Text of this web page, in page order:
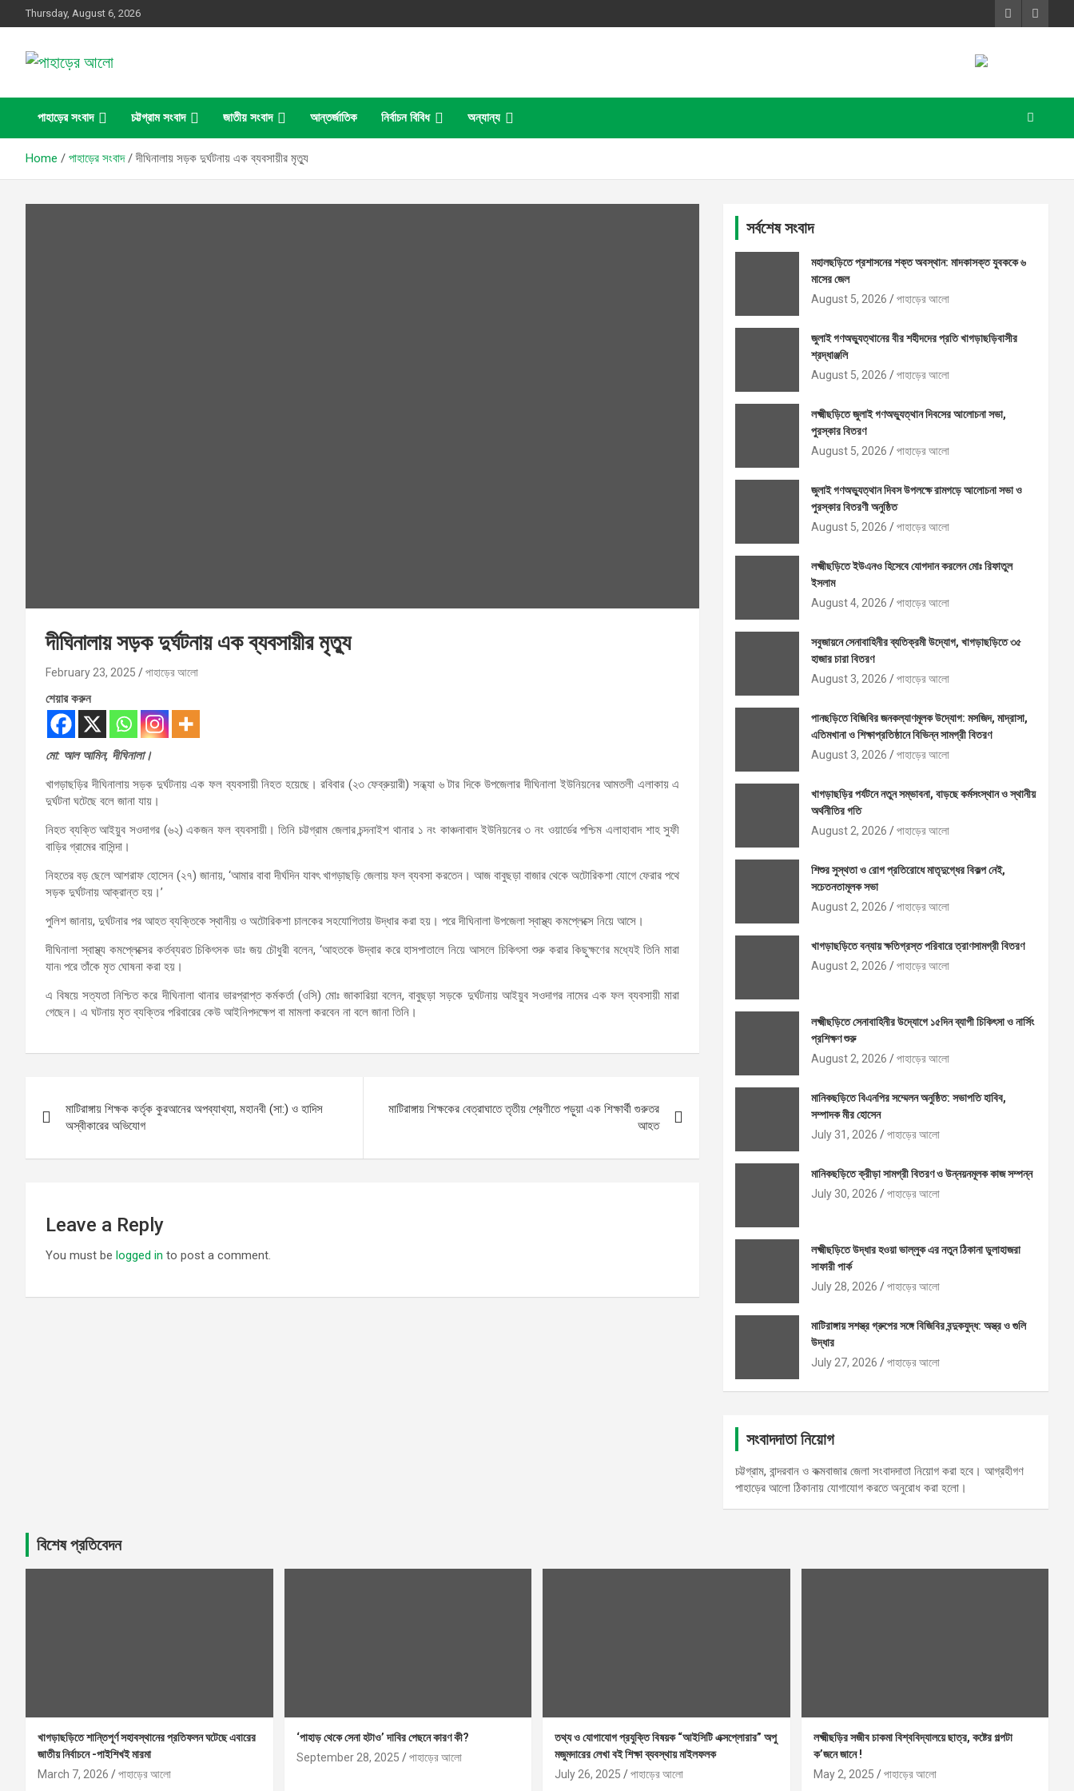
to
Thursday, August 6, 2026
পাহাড়ের আলো
পাহাড়ের সংবাদ চট্টগ্রাম সংবাদ জাতীয় সংবাদ আন্তর্জাতিক নির্বাচন বিবিধ অন্যান্য
Home পাহাড়ের সংবাদ দীঘিনালায় সড়ক দুর্ঘটনায় এক ব্যবসায়ীর মৃত্যু
দীঘিনালায় সড়ক দুর্ঘটনায় এক ব্যবসায়ীর মৃত্যু
February 23, 2025 পাহাড়ের আলো
শেয়ার করুন
মো: আল আমিন, দীঘিনালা।
খাগড়াছড়ির দীঘিনালায় সড়ক দুর্ঘটনায় এক ফল ব্যবসায়ী নিহত হয়েছে। রবিবার (২৩ ফেব্রুয়ারী) সন্ধ্যা ৬ টার দিকে উপজেলার দীঘিনালা ইউনিয়নের আমতলী এলাকায় এ
দুর্ঘটনা ঘটেছে বলে জানা যায়।
নিহত ব্যক্তি আইয়ুব সওদাগর (৬২) একজন ফল ব্যবসায়ী। তিনি চট্টগ্রাম জেলার চন্দনাইশ থানার ১ নং কাঞ্চনাবাদ ইউনিয়নের ৩ নং ওয়ার্ডের পশ্চিম এলাহাবাদ শাহ সুফী
বাড়ির গ্রামের বাসিন্দা।
নিহতের বড় ছেলে আশরাফ হোসেন (২৭) জানায়, ‘আমার বাবা দীর্ঘদিন যাবৎ খাগড়াছড়ি জেলায় ফল ব্যবসা করতেন। আজ বাবুছড়া বাজার থেকে অটোরিকশা যোগে ফেরার পথে
সড়ক দুর্ঘটনায় আক্রান্ত হয়।’
পুলিশ জানায়, দুর্ঘটনার পর আহত ব্যক্তিকে স্থানীয় ও অটোরিকশা চালকের সহযোগিতায় উদ্ধার করা হয়। পরে দীঘিনালা উপজেলা স্বাস্থ্য কমপ্লেক্সে নিয়ে আসে।
দীঘিনালা স্বাস্থ্য কমপ্লেক্সের কর্তব্যরত চিকিৎসক ডাঃ জয় চৌধুরী বলেন, ‘আহতকে উদ্বার করে হাসপাতালে নিয়ে আসলে চিকিৎসা শুরু করার কিছুক্ষণের মধ্যেই তিনি মারা
যান৷ পরে তাঁকে মৃত ঘোষনা করা হয়।
এ বিষয়ে সত্যতা নিশ্চিত করে দীঘিনালা থানার ভারপ্রাপ্ত কর্মকর্তা (ওসি) মোঃ জাকারিয়া বলেন, বাবুছড়া সড়কে দুর্ঘটনায় আইয়ুব সওদাগর নামের এক ফল ব্যবসায়ী মারা
গেছেন। এ ঘটনায় মৃত ব্যক্তির পরিবারের কেউ আইনিপদক্ষেপ বা মামলা করবেন না বলে জানা তিনি।
navigation
মাটিরাঙ্গায় শিক্ষক কর্তৃক কুরআনের অপব্যাখ্যা, মহানবী (সা:) ও হাদিস
অস্বীকারের অভিযোগ
মাটিরাঙ্গায় শিক্ষকের বেত্রাঘাতে তৃতীয় শ্রেণীতে পড়ুয়া এক শিক্ষার্থী গুরুতর
আহত
Leave a Reply
You must be logged in to post a comment.
সর্বশেষ সংবাদ
মহালছড়িতে প্রশাসনের শক্ত অবস্থান: মাদকাসক্ত যুবককে ৬
মাসের জেল
August 5, 2026
পাহাড়ের আলো
জুলাই গণঅভ্যুত্থানের বীর শহীদদের প্রতি খাগড়াছড়িবাসীর
শ্রদ্ধাঞ্জলি
August 5, 2026
পাহাড়ের আলো
লক্ষ্মীছড়িতে জুলাই গণঅভ্যুত্থান দিবসের আলোচনা সভা,
পুরস্কার বিতরণ
August 5, 2026
পাহাড়ের আলো
জুলাই গণঅভ্যুত্থান দিবস উপলক্ষে রামগড়ে আলোচনা সভা ও
পুরস্কার বিতরণী অনুষ্ঠিত
August 5, 2026
পাহাড়ের আলো
লক্ষ্মীছড়িতে ইউএনও হিসেবে যোগদান করলেন মোঃ রিফাতুল
ইসলাম
August 4, 2026
পাহাড়ের আলো
সবুজায়নে সেনাবাহিনীর ব্যতিক্রমী উদ্যোগ, খাগড়াছড়িতে ৩৫
হাজার চারা বিতরণ
August 3, 2026
পাহাড়ের আলো
পানছড়িতে বিজিবির জনকল্যাণমূলক উদ্যোগ: মসজিদ, মাদ্রাসা,
এতিমখানা ও শিক্ষাপ্রতিষ্ঠানে বিভিন্ন সামগ্রী বিতরণ
August 3, 2026
পাহাড়ের আলো
খাগড়াছড়ির পর্যটনে নতুন সম্ভাবনা, বাড়ছে কর্মসংস্থান ও স্থানীয়
অর্থনীতির গতি
August 2, 2026
পাহাড়ের আলো
শিশুর সুস্থতা ও রোগ প্রতিরোধে মাতৃদুগ্ধের বিকল্প নেই,
সচেতনতামূলক সভা
August 2, 2026
পাহাড়ের আলো
খাগড়াছড়িতে বন্যায় ক্ষতিগ্রস্ত পরিবারে ত্রাণসামগ্রী বিতরণ
August 2, 2026
পাহাড়ের আলো
লক্ষ্মীছড়িতে সেনাবাহিনীর উদ্যোগে ১৫দিন ব্যাপী চিকিৎসা ও নার্সিং
প্রশিক্ষণ শুরু
August 2, 2026
পাহাড়ের আলো
মানিকছড়িতে বিএনপির সম্মেলন অনুষ্ঠিত: সভাপতি হাবিব,
সম্পাদক মীর হোসেন
July 31, 2026
পাহাড়ের আলো
মানিকছড়িতে ক্রীড়া সামগ্রী বিতরণ ও উন্নয়নমূলক কাজ সম্পন্ন
July 30, 2026
পাহাড়ের আলো
লক্ষ্মীছড়িতে উদ্ধার হওয়া ভাল্লুক এর নতুন ঠিকানা ডুলাহাজরা
সাফারী পার্ক
July 28, 2026
পাহাড়ের আলো
মাটিরাঙ্গায় সশস্ত্র গ্রুপের সঙ্গে বিজিবির বন্দুকযুদ্ধ: অস্ত্র ও গুলি
উদ্ধার
July 27, 2026
পাহাড়ের আলো
সংবাদদাতা নিয়োগ
চট্টগ্রাম, বান্দরবান ও কক্মবাজার জেলা সংবাদদাতা নিয়োগ করা হবে। আগ্রহীগণ
পাহাড়ের আলো ঠিকানায় যোগাযোগ করতে অনুরোধ করা হলো।
বিশেষ প্রতিবেদন
খাগড়াছড়িতে শান্তিপূর্ণ সহাবস্থানের প্রতিফলন ঘটেছে এবারের
জাতীয় নির্বাচনে -পাইশিখই মারমা
March 7, 2026
পাহাড়ের আলো
‘পাহাড় থেকে সেনা হটাও’ দাবির পেছনে কারণ কী?
September 28, 2025
পাহাড়ের আলো
তথ্য ও যোগাযোগ প্রযুক্তি বিষয়ক “আইসিটি এক্সপ্লোরার” অপু
মজুমদারের লেখা বই শিক্ষা ব্যবস্থায় মাইলফলক
July 26, 2025
পাহাড়ের আলো
লক্ষ্মীছড়ির সজীব চাকমা বিশ্ববিদ্যালয়ে ছাত্র, কষ্টের গল্পটা
ক’জনে জানে !
May 2, 2025
পাহাড়ের আলো